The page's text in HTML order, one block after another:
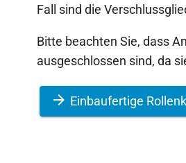
Fall sind die
Bitte beachten Sie, dass
ausgeschlossen sind, da
Einbaufertige